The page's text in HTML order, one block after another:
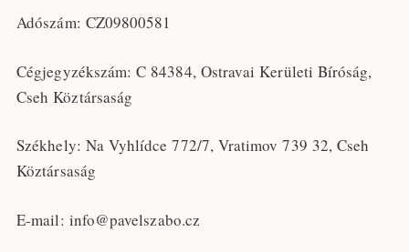
Adószám: CZ09800581
Cégjegyzékszám: C 84384, Ostravai Kerületi Bíróság,
Cseh Köztársaság
Székhely: Na Vyhlídce 772/7, Vratimov 739 32, Cseh
Köztársaság
E-mail: info@pavelszabo.cz